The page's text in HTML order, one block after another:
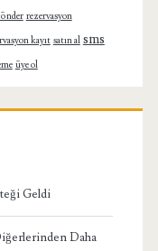
rezervasyon
kayıt satın al sms
üye ol
Geldi
Daha